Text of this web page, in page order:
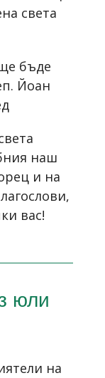
света
бъде
Йоан
наш
и на
вас!
юли
на